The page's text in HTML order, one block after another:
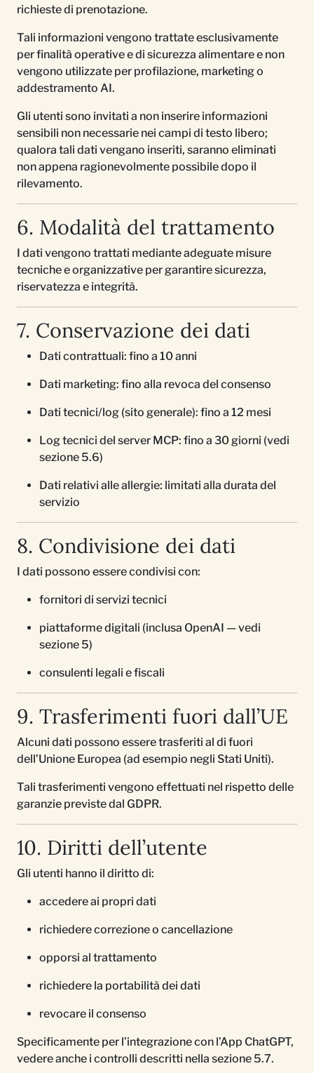
richieste di prenotazione.
Tali informazioni vengono trattate esclusivamente
per finalità operative e di sicurezza alimentare e non
vengono utilizzate per profilazione, marketing o
addestramento AI.
Gli utenti sono invitati a non inserire informazioni
sensibili non necessarie nei campi di testo libero;
qualora tali dati vengano inseriti, saranno eliminati
non appena ragionevolmente possibile dopo il
rilevamento.
6. Modalità del trattamento
I dati vengono trattati mediante adeguate misure
tecniche e organizzative per garantire sicurezza,
riservatezza e integrità.
7. Conservazione dei dati
Dati contrattuali: fino a 10 anni
Dati marketing: fino alla revoca del consenso
Dati tecnici/log (sito generale): fino a 12 mesi
Log tecnici del server MCP: fino a 30 giorni (vedi
sezione 5.6)
Dati relativi alle allergie: limitati alla durata del
servizio
8. Condivisione dei dati
I dati possono essere condivisi con:
fornitori di servizi tecnici
piattaforme digitali (inclusa OpenAI — vedi
sezione 5)
consulenti legali e fiscali
9. Trasferimenti fuori dall’UE
Alcuni dati possono essere trasferiti al di fuori
dell’Unione Europea (ad esempio negli Stati Uniti).
Tali trasferimenti vengono effettuati nel rispetto delle
garanzie previste dal GDPR.
10. Diritti dell’utente
Gli utenti hanno il diritto di:
accedere ai propri dati
richiedere correzione o cancellazione
opporsi al trattamento
richiedere la portabilità dei dati
revocare il consenso
Specificamente per l’integrazione con l’App ChatGPT,
vedere anche i controlli descritti nella sezione 5.7.